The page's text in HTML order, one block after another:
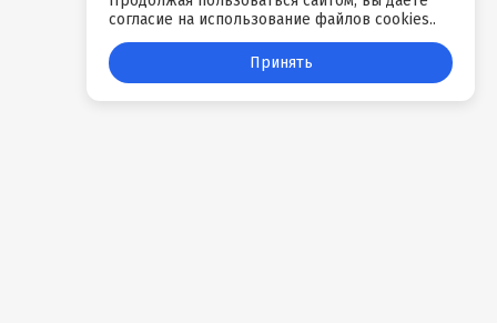
согласие на использование файлов cookies..
Принять